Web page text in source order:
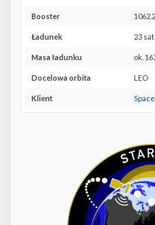
Kalendarze
Booster
Ładunek 23
Masa ładunku ok.
Docelowa orbita LEO
Klient